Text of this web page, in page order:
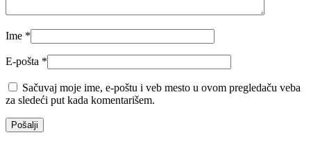
Ime *
E-pošta *
Sačuvaj moje ime, e-poštu i veb mesto u ovom pregledaču veba
za sledeći put kada komentarišem.